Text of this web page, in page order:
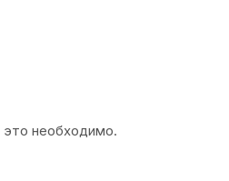
это необходимо.